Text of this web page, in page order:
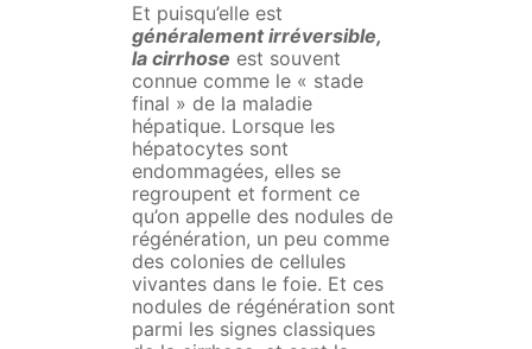
Et puisqu’elle est
généralement irréversible,
la cirrhose est souvent
connue comme le « stade
final » de la maladie
hépatique. Lorsque les
hépatocytes sont
endommagées, elles se
regroupent et forment ce
qu’on appelle des nodules de
régénération, un peu comme
des colonies de cellules
vivantes dans le foie. Et ces
nodules de régénération sont
parmi les signes classiques